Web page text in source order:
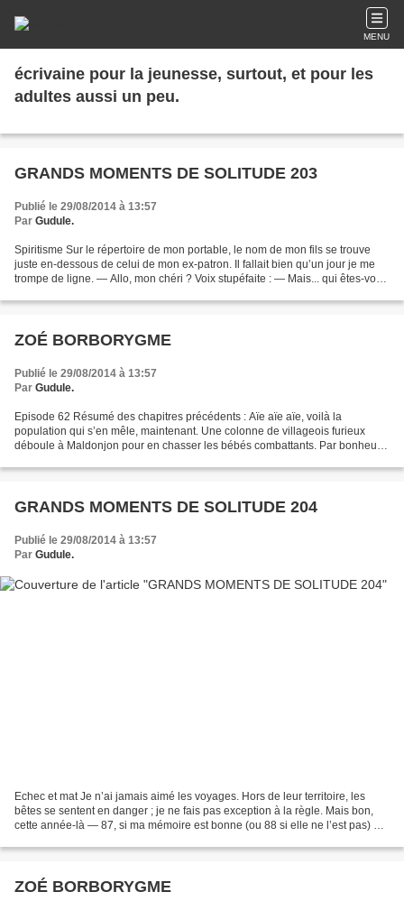
MENU
écrivaine pour la jeunesse, surtout, et pour les
adultes aussi un peu.
GRANDS MOMENTS DE SOLITUDE 203
Publié le 29/08/2014 à 13:57
Par Gudule.
Spiritisme Sur le répertoire de mon portable, le nom de mon fils se trouve
juste en-dessous de celui de mon ex-patron. Il fallait bien qu’un jour je me
trompe de ligne. — Allo, mon chéri ? Voix stupéfaite : — Mais... qui êtes-vous
ZOÉ BORBORYGME
Publié le 29/08/2014 à 13:57
Par Gudule.
Episode 62 Résumé des chapitres précédents : Aïe aïe aïe, voilà la
population qui s’en mêle, maintenant. Une colonne de villageois furieux
déboule à Maldonjon pour en chasser les bébés combattants. Par bonheur,
GRANDS MOMENTS DE SOLITUDE 204
Publié le 29/08/2014 à 13:57
Par Gudule.
Echec et mat Je n’ai jamais aimé les voyages. Hors de leur territoire, les
bêtes se sentent en danger ; je ne fais pas exception à la règle. Mais bon,
cette année-là — 87, si ma mémoire est bonne (ou 88 si elle ne l’est pas) —
ZOÉ BORBORYGME